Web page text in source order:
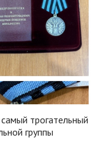
трогательный
группы